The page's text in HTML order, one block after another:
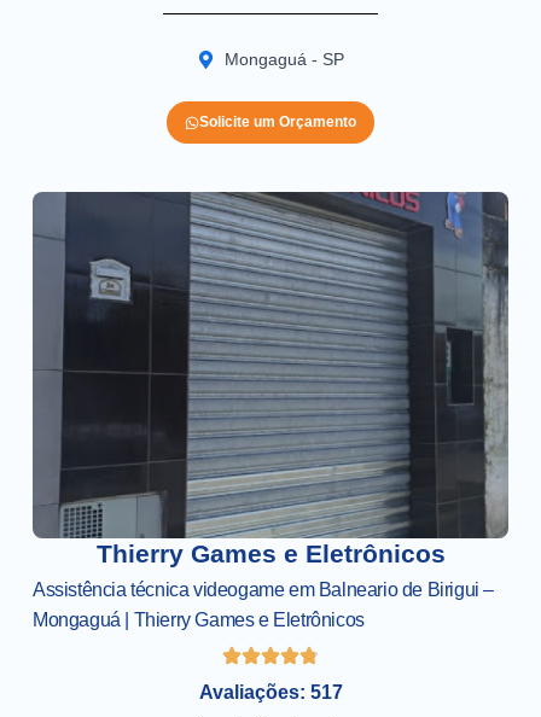
Mongaguá - SP
Solicite um Orçamento
Thierry Games e Eletrônicos
Assistência técnica videogame em Balneario de Birigui –
Mongaguá | Thierry Games e Eletrônicos
Avaliações: 517